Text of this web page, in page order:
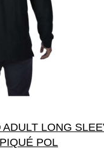
LONG
POL